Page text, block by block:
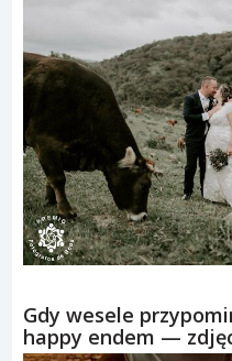
Gdy wesele
happy endem —